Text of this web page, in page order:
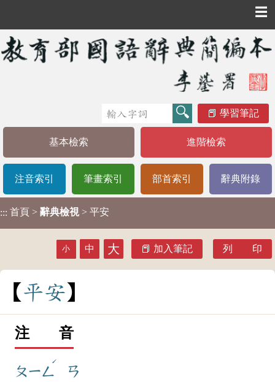
☰
學習筆記
基本檢索 進階檢索
注音索引 筆畫索引 部首索引 辭典附錄
::: 首頁 > 辭典檢視 > 平安
小 中 大 加入筆記 列 印
平安
注 音
ㄆㄧㄥ
ˊ
ㄢ